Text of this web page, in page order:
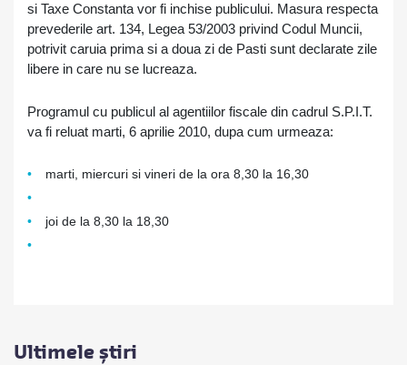
si Taxe Constanta vor fi inchise publicului. Masura respecta
prevederile art. 134, Legea 53/2003 privind Codul Muncii,
potrivit caruia prima si a doua zi de Pasti sunt declarate zile
libere in care nu se lucreaza.
Programul cu publicul al agentiilor fiscale din cadrul S.P.I.T.
va fi reluat marti, 6 aprilie 2010, dupa cum urmeaza:
marti, miercuri si vineri de la ora 8,30 la 16,30
joi de la 8,30 la 18,30
Ultimele știri